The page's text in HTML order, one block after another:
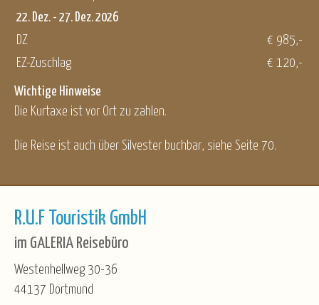
22. Dez. - 27. Dez. 2026
DZ
€ 985,-
EZ-Zuschlag
€ 120,-
Wichtige Hinweise
Die Kurtaxe ist vor Ort zu zahlen.
Die Reise ist auch über Silvester buchbar, siehe Seite 70.
R.U.F Touristik GmbH
im GALERIA Reisebüro
Westenhellweg 30-36
44137 Dortmund